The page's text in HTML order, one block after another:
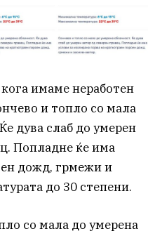
имаме неработен
и топло со мала
дува слаб до умерен
Попладне ќе има
дожд, грмежи и
до 30 степени.
со мала до умерена